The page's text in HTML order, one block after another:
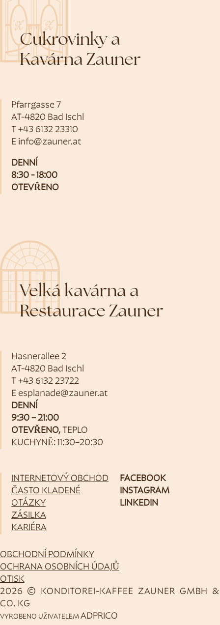
Cukrovinky a
Kavárna Zauner
Pfarrgasse 7
AT-4820 Bad Ischl
T +43 6132 23310
E info@zauner.at
DENNÍ
8:30 - 18:00
OTEVŘENO
Velká kavárna a
Restaurace Zauner
Hasnerallee 2
AT-4820 Bad Ischl
T +43 6132 23722
E esplanade@zauner.at
DENNÍ
9:30 – 21:00
OTEVŘENO, TEPLO
KUCHYNĚ: 11:30–20:30
INTERNETOVÝ OBCHOD
ČASTO KLADENÉ
OTÁZKY
ZÁSILKA
KARIÉRA
FACEBOOK
INSTAGRAM
LINKEDIN
2026 © KONDITOREI-KAFFEE ZAUNER GMBH &
CO. KG
OBCHODNÍ PODMÍNKY
OCHRANA OSOBNÍCH ÚDAJŮ
OTISK
VYROBENO UŽIVATELEM ADPRICO